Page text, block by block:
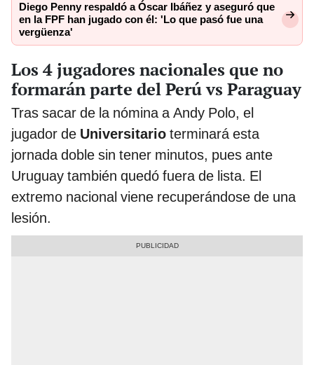
Diego Penny respaldó a Óscar Ibáñez y aseguró que
en la FPF han jugado con él: 'Lo que pasó fue una
vergüenza'
Los 4 jugadores nacionales que no
formarán parte del Perú vs Paraguay
Tras sacar de la nómina a Andy Polo, el
jugador de Universitario terminará esta
jornada doble sin tener minutos, pues ante
Uruguay también quedó fuera de lista. El
extremo nacional viene recuperándose de una
lesión.